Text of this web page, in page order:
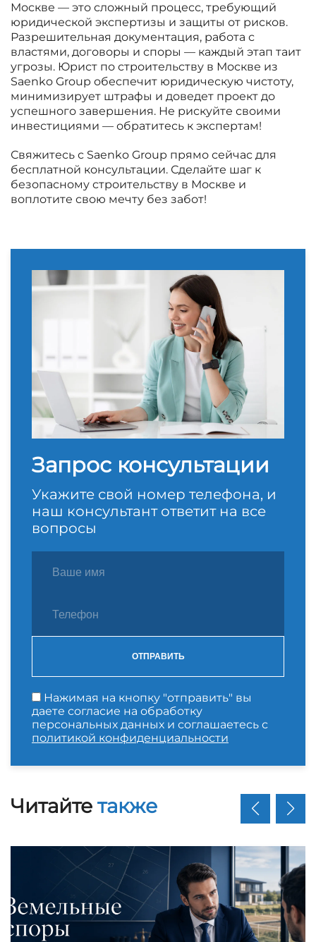
Москве — это сложный процесс, требующий
юридической экспертизы и защиты от рисков.
Разрешительная документация, работа с
властями, договоры и споры — каждый этап таит
угрозы. Юрист по строительству в Москве из
Saenko Group обеспечит юридическую чистоту,
минимизирует штрафы и доведет проект до
успешного завершения. Не рискуйте своими
инвестициями — обратитесь к экспертам!
Свяжитесь с Saenko Group прямо сейчас для
бесплатной консультации. Сделайте шаг к
безопасному строительству в Москве и
воплотите свою мечту без забот!
Запрос консультации
Укажите свой номер телефона, и
наш консультант ответит на все
вопросы
ОТПРАВИТЬ
Нажимая на кнопку "отправить" вы
даете согласие на обработку
персональных данных и соглашаетесь с
политикой конфиденциальности
Читайте также